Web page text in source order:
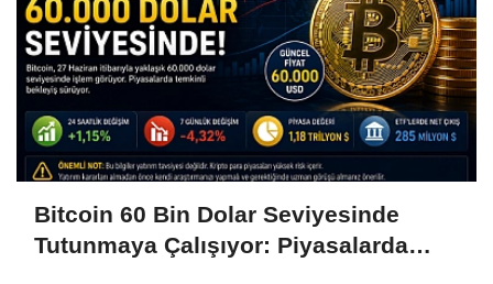
Bitcoin 60 Bin Dolar Seviyesinde
Tutunmaya Çalışıyor: Piyasalarda